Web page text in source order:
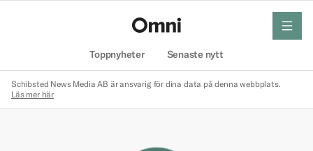
Toppnyheter Senaste nytt
meny
Schibsted News Media AB är ansvarig för dina data på denna webbplats.
Läs mer här